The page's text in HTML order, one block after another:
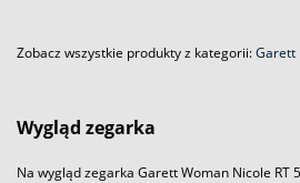
Zobacz wszystkie produkty z kategorii:Garett
Wygląd zegarka
Na wygląd zegarka Garett Woman Nicole RT